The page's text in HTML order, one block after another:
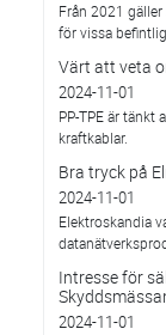
Från 2021
för vissa
Värt att veta
2024-11-01
PP-TPE är tänkt
kraftkablar.
Bra tryck på
2024-11-01
Elektroskandia
Intresse för
2024-11-01